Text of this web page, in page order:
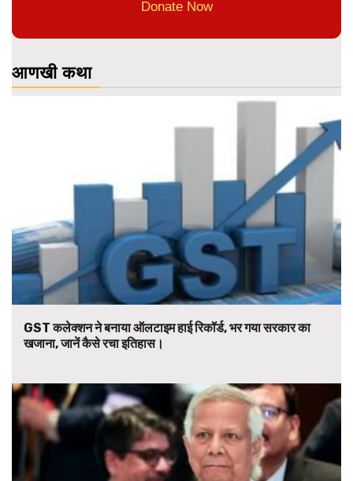
Donate Now
आणखी कथा
GST कलेक्शन ने बनाया ऑलटाइम हाई रिकॉर्ड, भर गया सरकार का
खजाना, जानें कैसे रचा इतिहास।